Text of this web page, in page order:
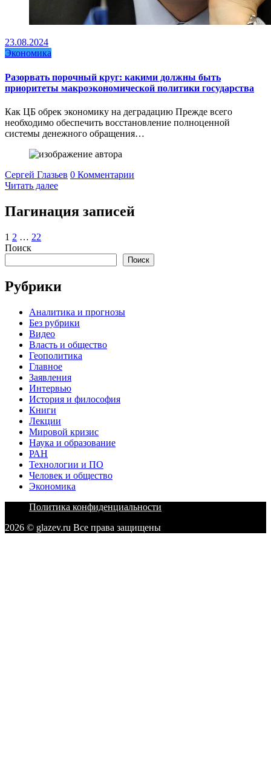
23.08.2024
Экономика
Разорвать порочный круг: какими должны быть
приоритеты макроэкономической политики государства
Как ЦБ обрек экономику на деградацию Прежде всего
необходимо обеспечить восстановление полноценной
системы денежного обращения…
Сергей Глазьев 0 Комментарии
Читать далее
Пагинация записей
1 2 … 22
Поиск
Поиск
Рубрики
Аналитика и прогнозы
Без рубрики
Видео
Власть и общество
Геополитика
Главное
Заявления
Интервью
История и философия
Книги
Лекции
Мировой кризис
Наука и образование
РАН
Технологии и ПО
Человек и общество
Экономика
Политика конфиденциальности
2026 © glazev.ru Все права защищены